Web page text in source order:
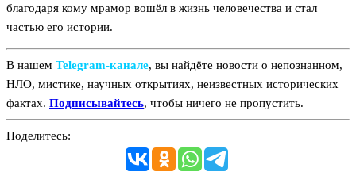
благодаря кому мрамор вошёл в жизнь человечества и стал
частью его истории.
В нашем Telegram‑канале, вы найдёте новости о непознанном,
НЛО, мистике, научных открытиях, неизвестных исторических
фактах. Подписывайтесь, чтобы ничего не пропустить.
Поделитесь: